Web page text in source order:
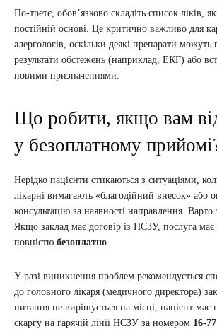
По-третє, обов’язково складіть список ліків,
постійній основі. Це критично важливо для
алергологів, оскільки деякі препарати можуть
результати обстежень (наприклад, ЕКГ) або
новими призначеннями.
Що робити, якщо вам
у безоплатному
Нерідко пацієнти стикаються з ситуаціями,
лікарні вимагають «благодійний внесок» або
консультацію за наявності направлення. Варто
Якщо заклад має договір із НСЗУ, послуга має
повністю безоплатно.
У разі виникнення проблем рекомендується
до головного лікаря (медичного директора)
питання не вирішується на місці, пацієнт має
скаргу на гарячій лінії НСЗУ за номером 16-77